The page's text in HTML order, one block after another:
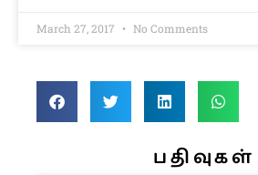
March 27, 2017 No Comments
பதிவுகள்